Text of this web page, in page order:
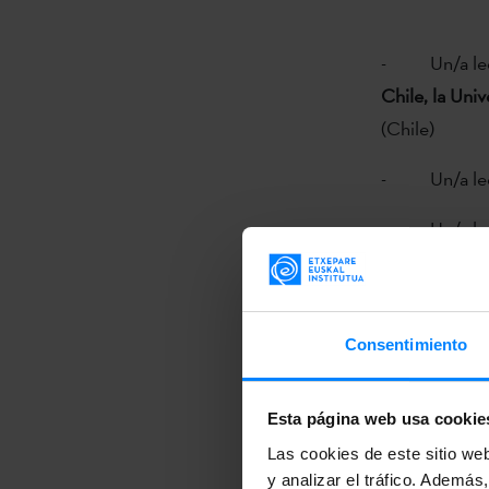
Consentimiento
Esta página web usa
Las cookies de este sitio
y analizar el tráfico.
- Un/a
Chile, la
(Chile)
- Un/a
- Un/a
03.12.2014